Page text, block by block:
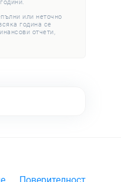
или неточно
година се
отчети,